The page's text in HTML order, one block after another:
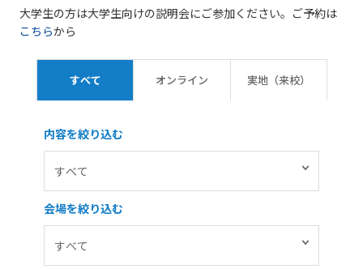
大学生の方は大学生向けの説明会にご参加ください。ご予約は
こちらから
すべて オンライン 実地（来校）
内容を絞り込む
会場を絞り込む